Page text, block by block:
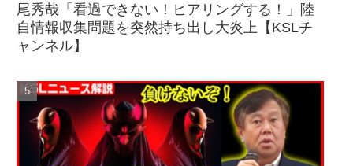
尾秀哉「看過できない！ヒアリングする！」陸
自情報収集問題を突然持ち出し大炎上【KSLチ
ャンネル】